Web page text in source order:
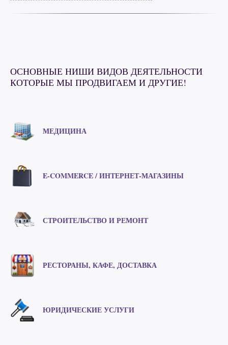
ОСНОВНЫЕ НИШИ ВИДОВ ДЕЯТЕЛЬНОСТИ
КОТОРЫЕ МЫ ПРОДВИГАЕМ И ДРУГИЕ!
МЕДИЦИНА
E-COMMERCE / ИНТЕРНЕТ-МАГАЗИНЫ
СТРОИТЕЛЬСТВО И РЕМОНТ
РЕСТОРАНЫ, КАФЕ, ДОСТАВКА
ЮРИДИЧЕСКИЕ УСЛУГИ